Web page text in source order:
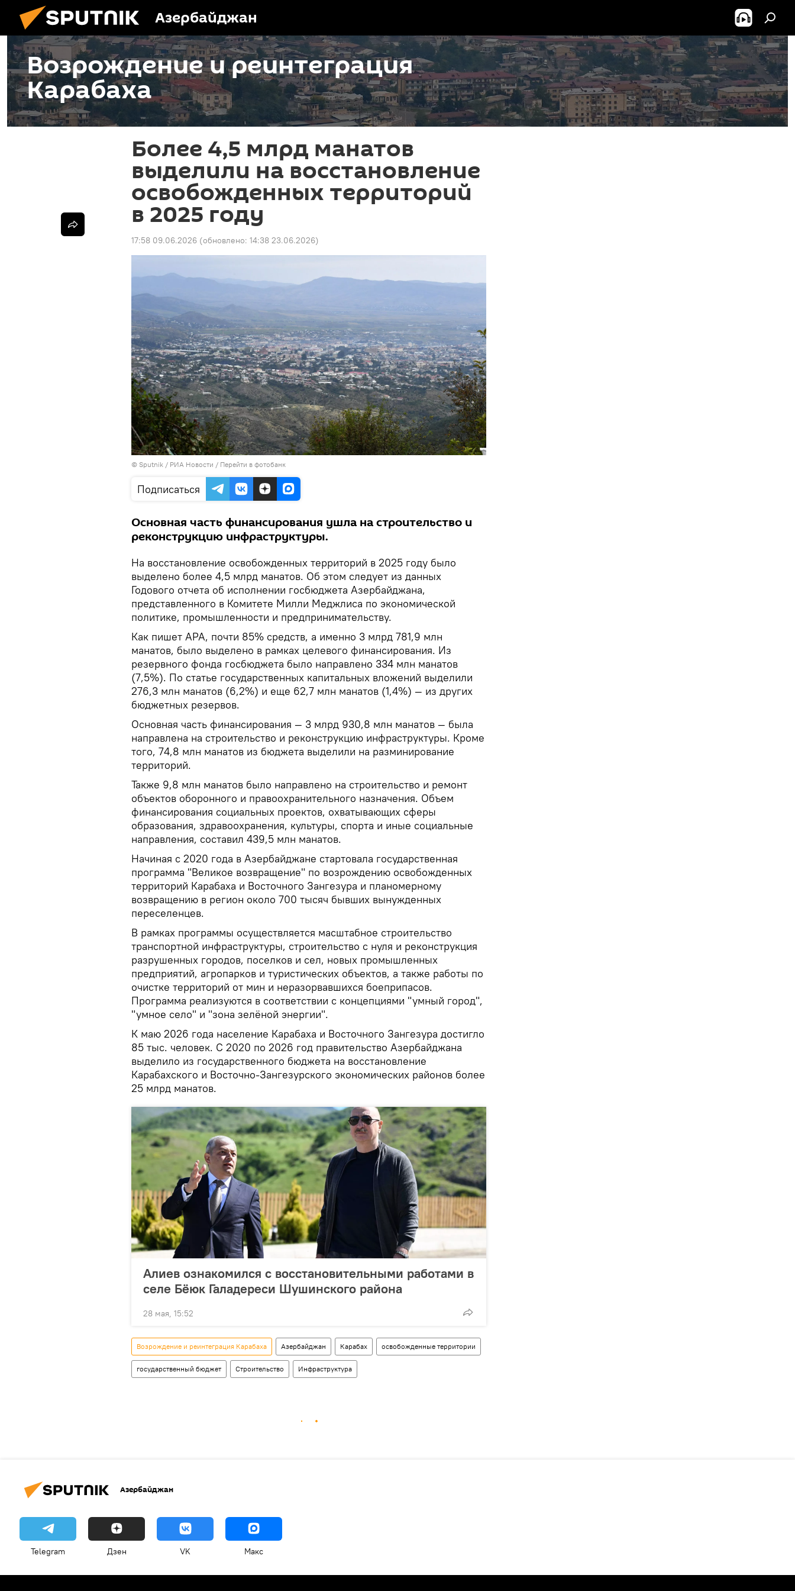
Азербайджан
Возрождение и реинтеграция
Карабаха
Более 4,5 млрд манатов
выделили на восстановление
освобожденных территорий
в 2025 году
17:58 09.06.2026 (обновлено: 14:38 23.06.2026)
© Sputnik / РИА Новости / Перейти в фотобанк
Подписаться
Основная часть финансирования ушла на строительство и
реконструкцию инфраструктуры.
На восстановление освобожденных территорий в 2025 году было
выделено более 4,5 млрд манатов. Об этом следует из данных
Годового отчета об исполнении госбюджета Азербайджана,
представленного в Комитете Милли Меджлиса по экономической
политике, промышленности и предпринимательству.
Как пишет APA, почти 85% средств, а именно 3 млрд 781,9 млн
манатов, было выделено в рамках целевого финансирования. Из
резервного фонда госбюджета было направлено 334 млн манатов
(7,5%). По статье государственных капитальных вложений выделили
276,3 млн манатов (6,2%) и еще 62,7 млн манатов (1,4%) — из других
бюджетных резервов.
Основная часть финансирования — 3 млрд 930,8 млн манатов — была
направлена на строительство и реконструкцию инфраструктуры. Кроме
того, 74,8 млн манатов из бюджета выделили на разминирование
территорий.
Также 9,8 млн манатов было направлено на строительство и ремонт
объектов оборонного и правоохранительного назначения. Объем
финансирования социальных проектов, охватывающих сферы
образования, здравоохранения, культуры, спорта и иные социальные
направления, составил 439,5 млн манатов.
Начиная с 2020 года в Азербайджане стартовала государственная
программа "Великое возвращение" по возрождению освобожденных
территорий Карабаха и Восточного Зангезура и планомерному
возвращению в регион около 700 тысяч бывших вынужденных
переселенцев.
В рамках программы осуществляется масштабное строительство
транспортной инфраструктуры, строительство с нуля и реконструкция
разрушенных городов, поселков и сел, новых промышленных
предприятий, агропарков и туристических объектов, а также работы по
очистке территорий от мин и неразорвавшихся боеприпасов.
Программа реализуются в соответствии с концепциями "умный город",
"умное село" и "зона зелёной энергии".
К маю 2026 года население Карабаха и Восточного Зангезура достигло
85 тыс. человек. С 2020 по 2026 год правительство Азербайджана
выделило из государственного бюджета на восстановление
Карабахского и Восточно-Зангезурского экономических районов более
25 млрд манатов.
Алиев ознакомился с восстановительными работами в
селе Бёюк Галадереси Шушинского района
28 мая, 15:52
Возрождение и реинтеграция Карабаха Азербайджан Карабах освобожденные территории
государственный бюджет Строительство Инфраструктура
Азербайджан
Telegram Дзен VK Макс